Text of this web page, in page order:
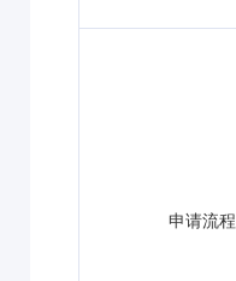
申请流程